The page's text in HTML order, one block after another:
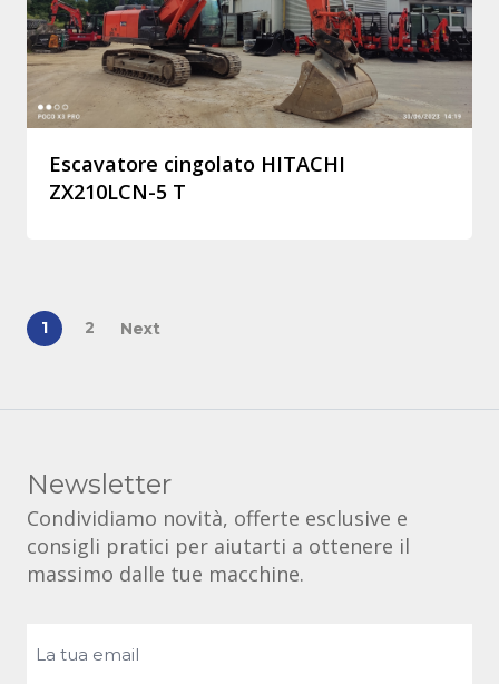
Escavatore cingolato HITACHI
ZX210LCN-5 T
1 2 Next
Newsletter
Condividiamo novità, offerte esclusive e
consigli pratici per aiutarti a ottenere il
massimo dalle tue macchine.